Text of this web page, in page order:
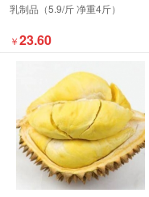
乳制品（5.9/斤 净重4斤）
￥23.60